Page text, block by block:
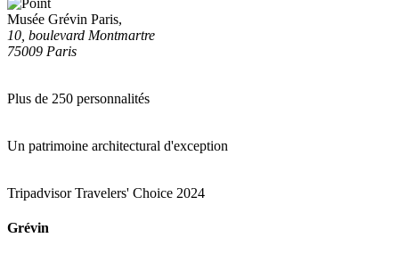
Musée Grévin Paris,
10, boulevard Montmartre
75009 Paris
Plus de 250 personnalités
Un patrimoine architectural d'exception
Tripadvisor Travelers' Choice 2024
Grévin